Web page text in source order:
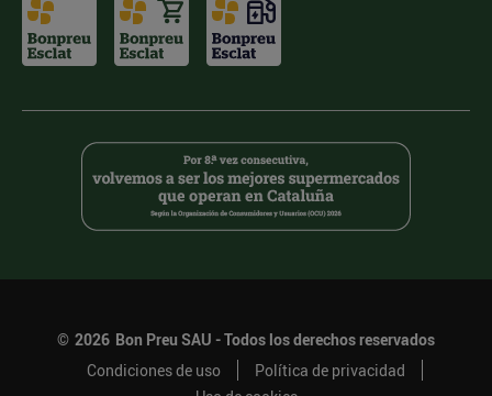
© 2026 Bon Preu SAU - Todos los derechos reservados
Condiciones de uso
Política de privacidad